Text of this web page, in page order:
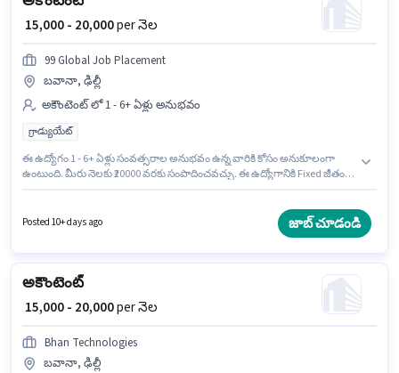
₹ 15,000 - 20,000per నెల
99 Global Job Placement
బవానా, ఢిల్లీ
అకౌంటెంట్ లో 1 - 6+ ఏళ్లు అనుభవం
గ్రాడ్యుయేట్
ఈ ఉద్యోగం 1 - 6+ ఏళ్లు సంవత్సరాల అనుభవం ఉన్న వారికి కోసం అనుకూలంగా
ఉంటుంది. మీరు నెలకు ₹20000 వరకు సంపాదించవచ్చు. ఈ ఉద్యోగానికి Fixed జీతం
అకౌంటెంట్ విభాగంలో అకౌంటెంట్ ఉద్యోగానికి క్రియాశీలకంగా నియామకం
Posted 10+ days ago జాబ్ చూడండి
అకౌంటెంట్
₹ 15,000 - 20,000per నెల
Bhan Technologies
బవానా, ఢిల్లీ